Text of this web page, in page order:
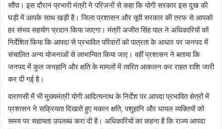
सौंपा। इस दौरान प्रभारी मंत्री ने परिजनों से कहा कि योगी सरकार इस दुख की
घड़ी में आपके साथ खड़ी है। जिला प्रशासन और यूपी सरकार की तरफ से आपको
हर संभव सहयोग प्रदान किया जाएगा। मंत्री अजीत सिंह पाल ने अधिकारियों को
निर्देशित किया कि आपदा से प्रभावित परिवारों को पात्रता के आधार पर जनपद में
संचालित अन्य योजनाओं से लाभान्वित किया जाए। वहीं प्रशासन ने बताया कि
जनपद में कुल जनहानि और क्षति के मामलों में त्वरित आकलन कर राहत राशि जारी
कर दी गई है।
वाराणसी में भी मुख्यमंत्री योगी आदित्यनाथ के निर्देश पर आपदा प्रभावित क्षेत्रों में
प्रशासन ने सक्रियता दिखाते हुए मकान क्षति, पशुहानि और घायल व्यक्तियों को
समय पर सहायता उपलब्ध करा दी है। अधिकारियों का कहना है कि राज्य आपदा